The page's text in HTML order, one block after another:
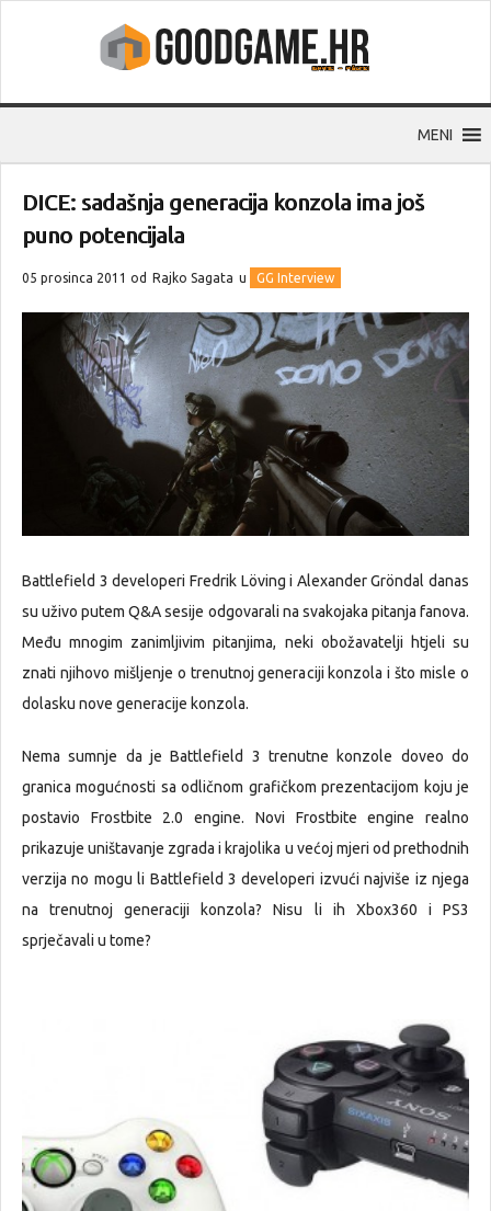
MENI
DICE: sadašnja generacija konzola ima još
puno potencijala
05 prosinca 2011 od Rajko Sagata u GG Interview
Battlefield 3 developeri Fredrik Löving i Alexander Gröndal danas
su uživo putem Q&A sesije odgovarali na svakojaka pitanja fanova.
Među mnogim zanimljivim pitanjima, neki obožavatelji htjeli su
znati njihovo mišljenje o trenutnoj generaciji konzola i što misle o
dolasku nove generacije konzola.
Nema sumnje da je Battlefield 3 trenutne konzole doveo do
granica mogućnosti sa odličnom grafičkom prezentacijom koju je
postavio Frostbite 2.0 engine. Novi Frostbite engine realno
prikazuje uništavanje zgrada i krajolika u većoj mjeri od prethodnih
verzija no mogu li Battlefield 3 developeri izvući najviše iz njega
na trenutnoj generaciji konzola? Nisu li ih Xbox360 i PS3
sprječavali u tome?